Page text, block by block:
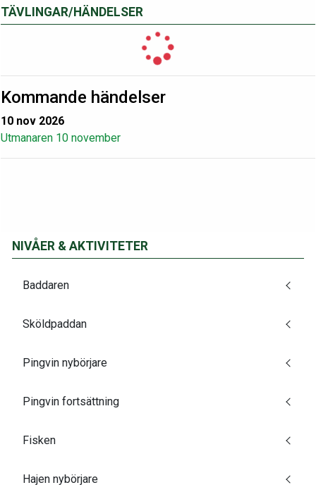
TÄVLINGAR/HÄNDELSER
Kommande händelser
10 nov 2026
Utmanaren 10 november
NIVÅER & AKTIVITETER
Baddaren
Sköldpaddan
Pingvin nybörjare
Pingvin fortsättning
Fisken
Hajen nybörjare